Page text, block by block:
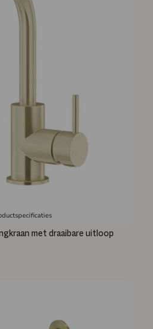
met draaibare uitloop